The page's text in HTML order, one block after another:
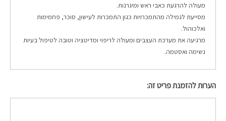
מעולה להרגעת כאבי ראש ומיגרנות.
מסייעת לגמילה מהתמכרויות כגון התמכרות לעישון, סוכר, פחמימות
ואלכוהול.
מרגיעה את מערכת העצבים ומעולה לריפוי ומדיטציה וטובה לטיפול בעיות
נשימה ואסטמה.
הערות להזמנת פריט זה: